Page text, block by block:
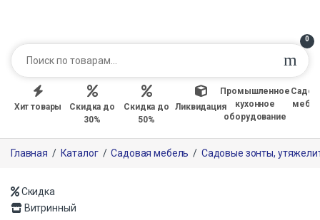
0
Хит товары
Скидка до
30%
Скидка до
50%
Ликвидация
Промышленное
кухонное
оборудование
Главная / Каталог / Садовая мебель / Садовые зонты,
Скидка
Витринный